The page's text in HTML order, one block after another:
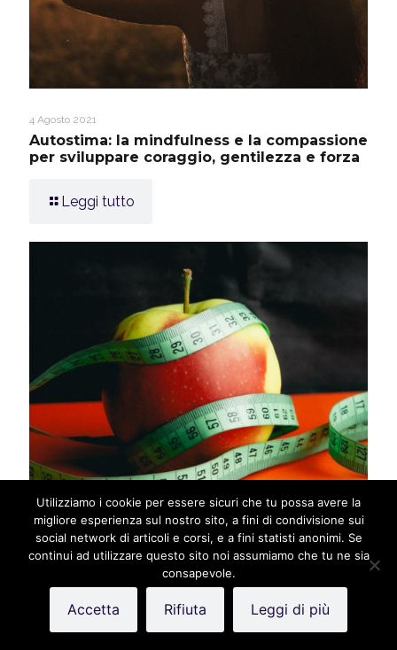
4 Agosto 2021
Autostima: la mindfulness e la compassione
per sviluppare coraggio, gentilezza e forza
Leggi tutto
20 Luglio 2021
Come l’autocritica nutre i disturbi
Leggi tutto
Utilizziamo i cookie per essere sicuri che tu possa avere la
migliore esperienza sul nostro sito, a fini di condivisione sui
social network di articoli e corsi, e a fini statisti anonimi. Se
continui ad utilizzare questo sito noi assumiamo che tu ne sia
consapevole.
Accetta Rifiuta Leggi di più